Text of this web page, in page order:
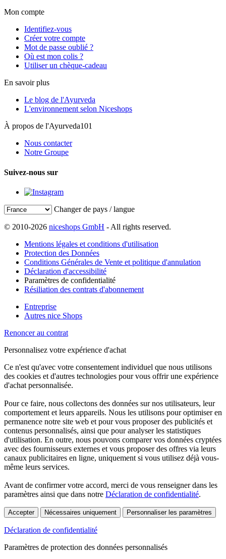
Mon compte
Identifiez-vous
Créer votre compte
Mot de passe oublié ?
Où est mon colis ?
Utiliser un chèque-cadeau
En savoir plus
Le blog de l'Ayurveda
L'environnement selon Niceshops
À propos de l'Ayurveda101
Nous contacter
Notre Groupe
Suivez-nous sur
Changer de pays / langue
© 2010-2026 niceshops GmbH - All rights reserved.
Mentions légales et conditions d'utilisation
Protection des Données
Conditions Générales de Vente et politique d'annulation
Déclaration d'accessibilité
Paramètres de confidentialité
Résiliation des contrats d'abonnement
Entreprise
Autres nice Shops
Renoncer au contrat
Personnalisez votre expérience d'achat
Ce n'est qu'avec votre consentement individuel que nous utilisons
des cookies et d'autres technologies pour vous offrir une expérience
d'achat personnalisée.
Pour ce faire, nous collectons des données sur nos utilisateurs, leur
comportement et leurs appareils. Nous les utilisons pour optimiser en
permanence notre site web et pour vous proposer des publicités et
contenus personnalisés, ainsi que pour analyser les statistiques
d'utilisation. En outre, nous pouvons comparer vos données cryptées
avec des fournisseurs externes et vous proposer des offres via leurs
canaux publicitaires en ligne, uniquement si vous utilisez déjà vous-
même leurs services.
Avant de confirmer votre accord, merci de vous renseigner dans les
paramètres ainsi que dans notre Déclaration de confidentialité.
Accepter Nécessaires uniquement Personnaliser les paramètres
Déclaration de confidentialité
Paramètres de protection des données personnalisés